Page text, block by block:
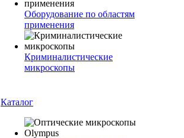
Оборудование по областям
применения
Криминалистические
микроскопы
Каталог